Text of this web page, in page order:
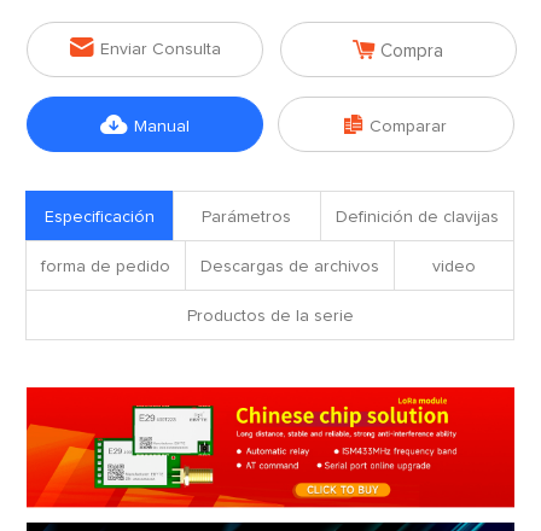
 Enviar Consulta  Compra
 Manual  Comparar
Especificación Parámetros Definición de clavijas
forma de pedido Descargas de archivos video
Productos de la serie